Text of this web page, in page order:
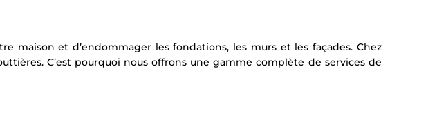
maison et d’endommager les fondations, les murs et les façades. Chez
C’est pourquoi nous offrons une gamme complète de services de